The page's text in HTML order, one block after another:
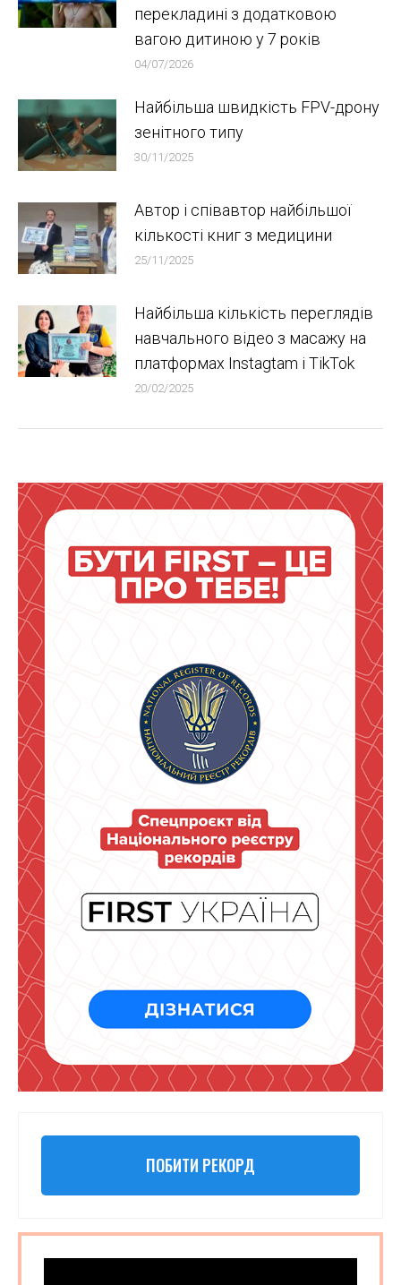
перекладині з додатковою
вагою дитиною у 7 років
04/07/2026
Найбільша швидкість FPV-дрону
зенітного типу
30/11/2025
Автор і співавтор найбільшої
кількості книг з медицини
25/11/2025
Найбільша кількість переглядів
навчального відео з масажу на
платформах Instagtam i TikTok
20/02/2025
ПОБИТИ РЕКОРД